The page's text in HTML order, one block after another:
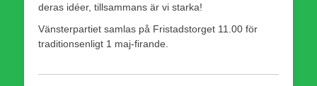
deras idéer, tillsammans är vi starka!
Vänsterpartiet samlas på Fristadstorget 11.00 för
traditionsenligt 1 maj-firande.